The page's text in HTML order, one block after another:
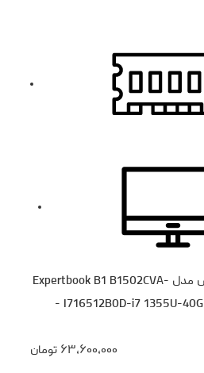
لپ تاپ 15.6 اینچی ایسوس مدل Expertbook B1 B1502CVA-
I716512B0D-i7 1355U-40GB DDR4-2TB SSD-TN-W -
۶۳،۶۰۰،۰۰۰ تومان